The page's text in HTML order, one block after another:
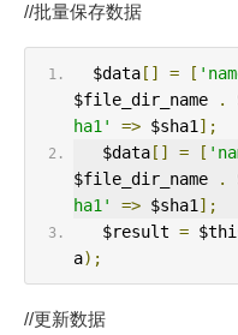
//批量保存数据
  $data
[] = [
$file_dir_name
.
ha1'
=> $sha1];
   $data
[] = [
$file_dir_name
.
ha1'
=> $sha1];
   $result
=
a);
//更新数据